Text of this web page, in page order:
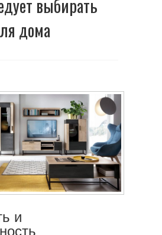
выбирать
дома
и